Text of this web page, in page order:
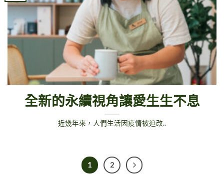
全新的永續視角讓愛生生不息
近幾年來，人們生活因疫情被迫改..
1 2